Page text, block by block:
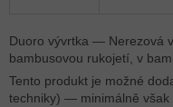
Duoro vývrtka — Nerezová
bambusovou rukojetí, v
Tento produkt je možné
techniky) — minimálně však